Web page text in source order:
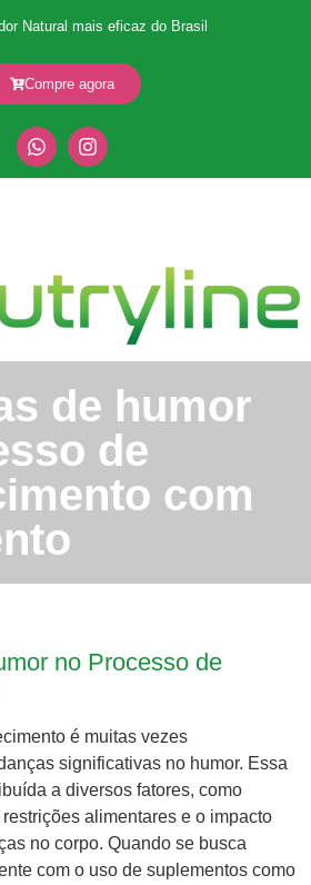
Natural mais eficaz do Brasil
Compre agora
de humor
de
com
no Processo de
é muitas vezes
significativas no humor. Essa
a diversos fatores, como
alimentares e o impacto
no corpo. Quando se busca
com o uso de suplementos como